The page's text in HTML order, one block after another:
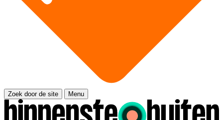
Zoek door de site Menu